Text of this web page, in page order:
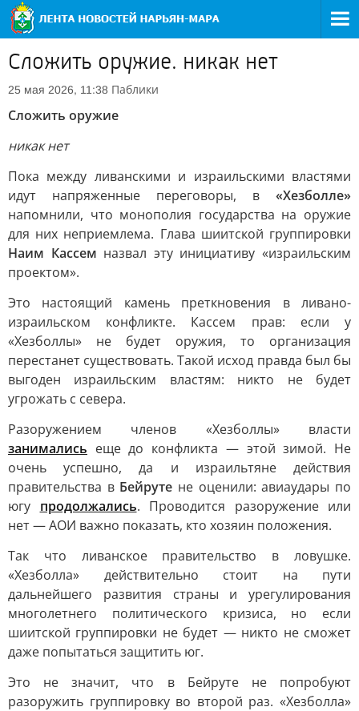
Сложить оружие. никак нет
25 мая 2026, 11:38 Паблики
Сложить оружие
никак нет
Пока между ливанскими и израильскими властями
идут напряженные переговоры, в «Хезболле»
напомнили, что монополия государства на оружие
для них неприемлема. Глава шиитской группировки
Наим Кассем назвал эту инициативу «израильским
проектом».
Это настоящий камень преткновения в ливано-
израильском конфликте. Кассем прав: если у
«Хезболлы» не будет оружия, то организация
перестанет существовать. Такой исход правда был бы
выгоден израильским властям: никто не будет
угрожать с севера.
Разоружением членов «Хезболлы» власти
занимались еще до конфликта — этой зимой. Не
очень успешно, да и израильтяне действия
правительства в Бейруте не оценили: авиаудары по
югу продолжались. Проводится разоружение или
нет — АОИ важно показать, кто хозяин положения.
Так что ливанское правительство в ловушке.
«Хезболла» действительно стоит на пути
дальнейшего развития страны и урегулирования
многолетнего политического кризиса, но если
шиитской группировки не будет — никто не сможет
даже попытаться защитить юг.
Это не значит, что в Бейруте не попробуют
разоружить группировку во второй раз. «Хезболла»